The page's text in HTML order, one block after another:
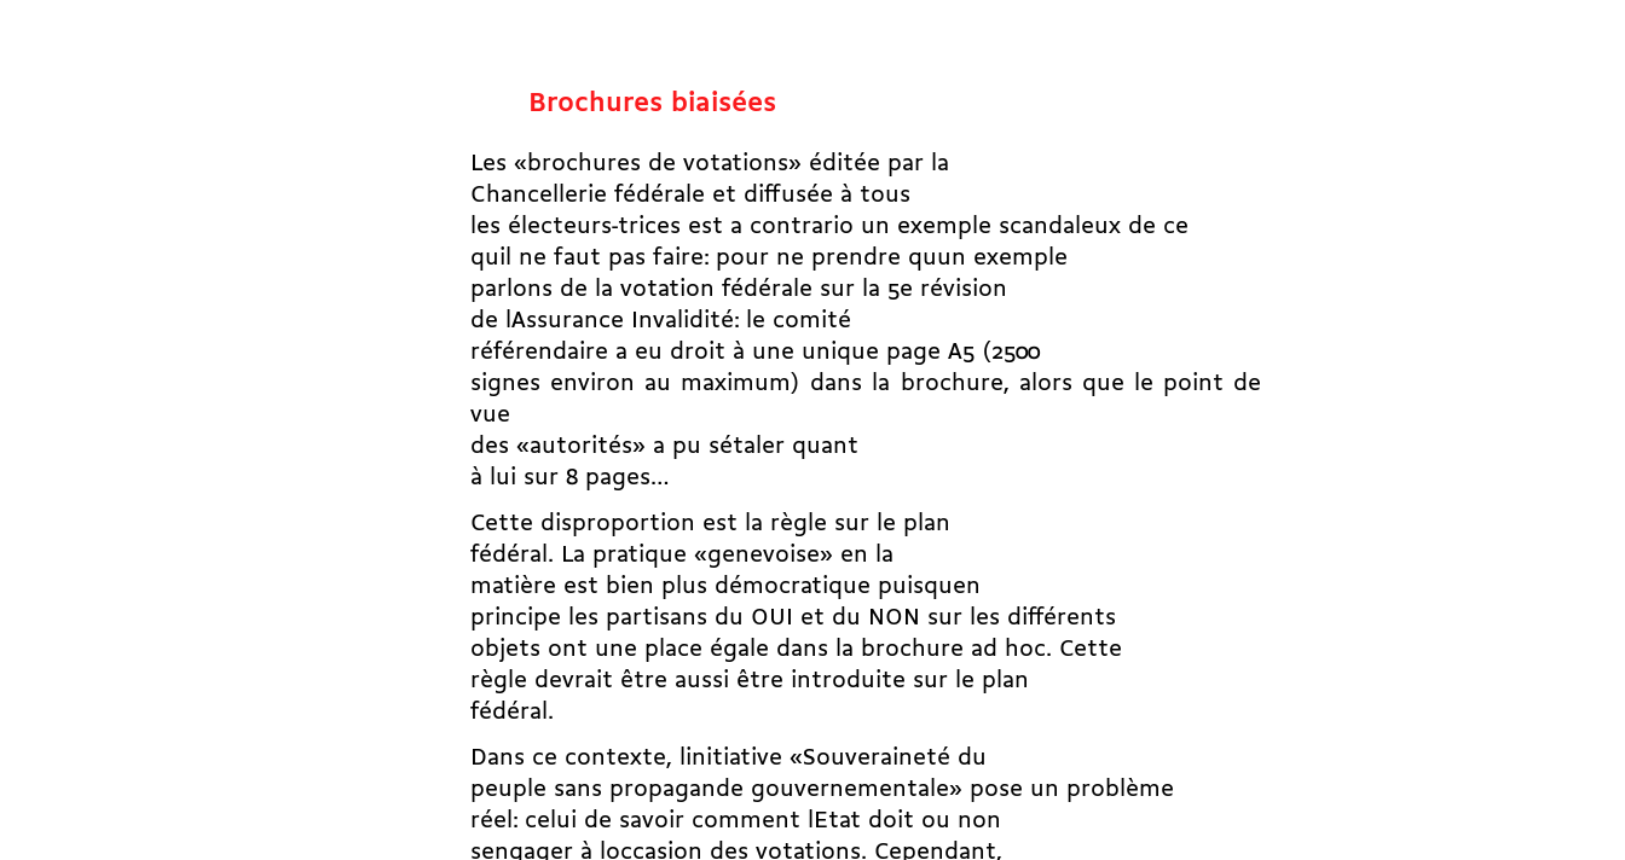
Brochures biaisées
Les «brochures de votations» éditée par la
Chancellerie fédérale et diffusée à tous
les électeurs-trices est a contrario un exemple scandaleux de ce
quil ne faut pas faire: pour ne prendre quun exemple
parlons de la votation fédérale sur la 5e révision
de lAssurance Invalidité: le comité
référendaire a eu droit à une unique page A5 (2500
signes environ au maximum) dans la brochure, alors que le point de
vue
des «autorités» a pu sétaler quant
à lui sur 8 pages…
Cette disproportion est la règle sur le plan
fédéral. La pratique «genevoise» en la
matière est bien plus démocratique puisquen
principe les partisans du OUI et du NON sur les différents
objets ont une place égale dans la brochure ad hoc. Cette
règle devrait être aussi être introduite sur le plan
fédéral.
Dans ce contexte, linitiative «Souveraineté du
peuple sans propagande gouvernementale» pose un problème
réel: celui de savoir comment lEtat doit ou non
sengager à loccasion des votations. Cependant,